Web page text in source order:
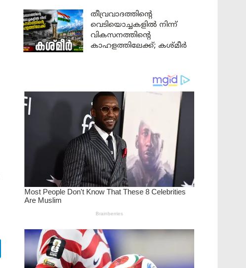
തീവ്രവാദത്തിന്റെ
വെടിയൊച്ചകളിൽ നിന്ന്
വികസനത്തിന്റെ
കാഹളത്തിലേക്ക്; കശ്മീർ